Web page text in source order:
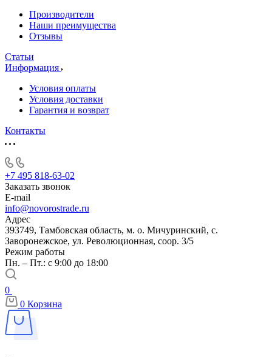
Производители
Наши преимущества
Отзывы
Статьи
Информация
Условия оплаты
Условия доставки
Гарантия и возврат
Контакты
+7 495 818-63-02
Заказать звонок
E-mail
info@novorostrade.ru
Адрес
393749, Тамбовская область, м. о. Мичуринский, с.
Заворонежское, ул. Революционная, соор. 3/5
Режим работы
Пн. – Пт.: с 9:00 до 18:00
0
0 Корзина